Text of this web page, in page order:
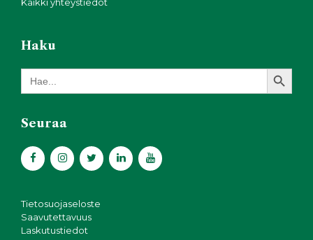
Haku
Search
for:
Search Button
Seuraa
Tietosuojaseloste
Saavutettavuus
Laskutustiedot